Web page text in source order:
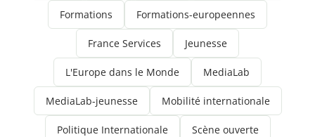
Formations Formations-europeennes
France Services Jeunesse
L'Europe dans le Monde MediaLab
MediaLab-jeunesse Mobilité internationale
Politique Internationale Scène ouverte